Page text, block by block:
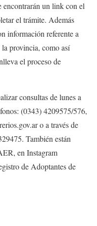
encontrarán un link con el
el trámite. Además
información referente a
provincia, como así
el proceso de
consultas de lunes a
(0343) 4209575/576,
o a través de
También están
en Instagram
de Adoptantes de